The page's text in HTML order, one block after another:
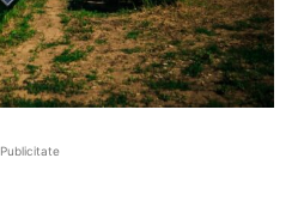
Publicitate